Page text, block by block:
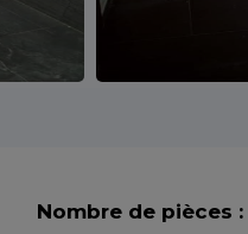
Nombre de pièces :